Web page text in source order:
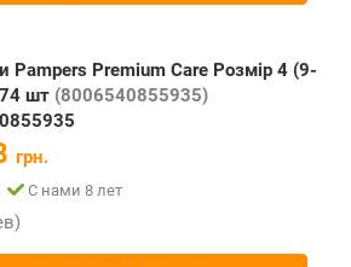
Pampers Premium Care Розмір 4 (9-
шт (8006540855935)
грн.
С нами 8 лет